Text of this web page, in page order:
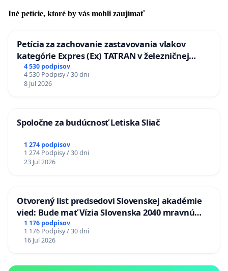
Iné petície, ktoré by vás mohli zaujímať
Petícia za zachovanie zastavovania vlakov
kategórie Expres (Ex) TATRAN v železničnej
stanici Púchov
4 530 podpisov
4 530 Podpisy / 30 dni
8 Jul 2026
Spoločne za budúcnosť Letiska Sliač
1 274 podpisov
1 274 Podpisy / 30 dni
23 Jul 2026
Otvorený list predsedovi Slovenskej akadémie
vied: Bude mať Vízia Slovenska 2040 mravnú
chrbticu?
1 176 podpisov
1 176 Podpisy / 30 dni
16 Jul 2026